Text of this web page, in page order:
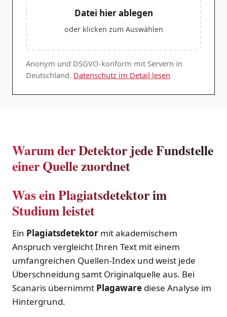
Datei hier ablegen
oder klicken zum Auswählen
Anonym und DSGVO-konform mit Servern in
Deutschland. Datenschutz im Detail lesen
Warum der Detektor jede Fundstelle
einer Quelle zuordnet
Was ein Plagiatsdetektor im
Studium leistet
Ein Plagiatsdetektor mit akademischem
Anspruch vergleicht Ihren Text mit einem
umfangreichen Quellen-Index und weist jede
Überschneidung samt Originalquelle aus. Bei
Scanaris übernimmt Plagaware diese Analyse im
Hintergrund.